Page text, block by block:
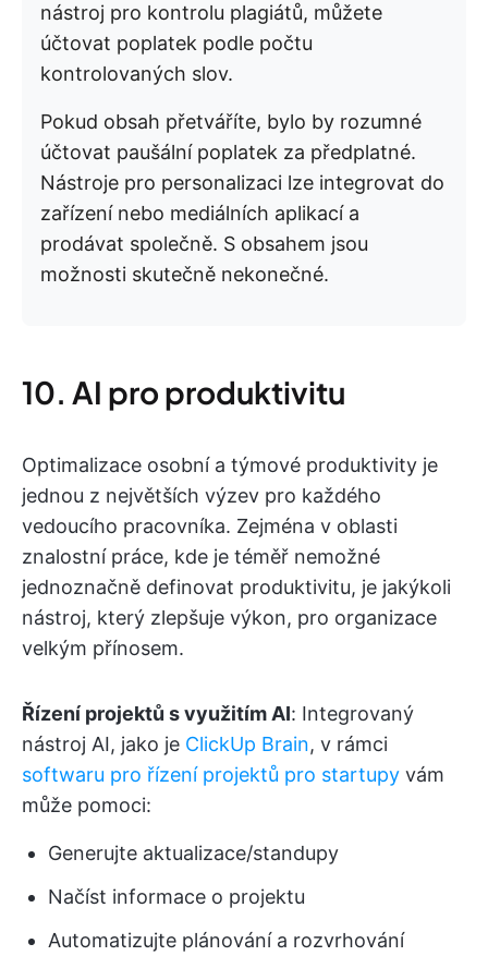
nástroj pro kontrolu plagiátů, můžete
účtovat poplatek podle počtu
kontrolovaných slov.
Pokud obsah přetváříte, bylo by rozumné
účtovat paušální poplatek za předplatné.
Nástroje pro personalizaci lze integrovat do
zařízení nebo mediálních aplikací a
prodávat společně. S obsahem jsou
možnosti skutečně nekonečné.
10. AI pro produktivitu
Optimalizace osobní a týmové produktivity je
jednou z největších výzev pro každého
vedoucího pracovníka. Zejména v oblasti
znalostní práce, kde je téměř nemožné
jednoznačně definovat produktivitu, je jakýkoli
nástroj, který zlepšuje výkon, pro organizace
velkým přínosem.
Řízení projektů s využitím AI: Integrovaný
nástroj AI, jako je ClickUp Brain, v rámci
softwaru pro řízení projektů pro startupy vám
může pomoci:
Generujte aktualizace/standupy
Načíst informace o projektu
Automatizujte plánování a rozvrhování